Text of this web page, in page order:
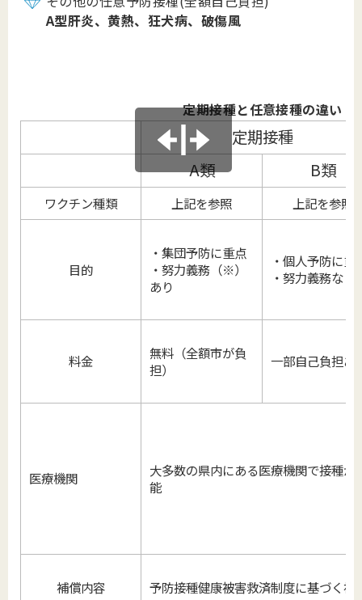
A型肝炎、黄熱、狂犬病、破傷風
定期接種と任意接種の違い
定期接種
A類
B類
ワクチン種類 上記を参照 上記を参照
目的
・集団予防に重点
・努力義務（※）
あり
・個人予防に重
・努力義務なし
料金
無料（全額市が負
担）
一部自己負担あ
医療機関
大多数の県内にある医療機関で接種が
能
補償内容 予防接種健康被害救済制度に基づく補